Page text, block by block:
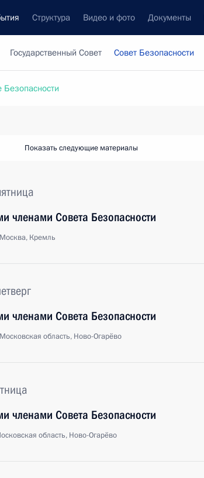
Структура Видео и фото Документы
Государственный Совет Совет Безопасности
Показать следующие материалы
членами Совета Безопасности
Москва, Кремль
членами Совета Безопасности
Московская область, Ново-Огарёво
членами Совета Безопасности
область, Ново-Огарёво